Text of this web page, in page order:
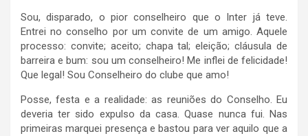
Sou, disparado, o pior conselheiro que o Inter já teve.
Entrei no conselho por um convite de um amigo. Aquele
processo: convite; aceito; chapa tal; eleição; cláusula de
barreira e bum: sou um conselheiro! Me inflei de felicidade!
Que legal! Sou Conselheiro do clube que amo!
Posse, festa e a realidade: as reuniões do Conselho. Eu
deveria ter sido expulso da casa. Quase nunca fui. Nas
primeiras marquei presença e bastou para ver aquilo que a